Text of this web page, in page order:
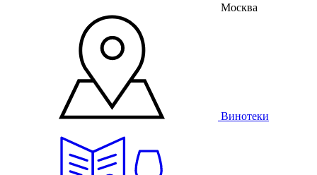
Москва
Винотеки